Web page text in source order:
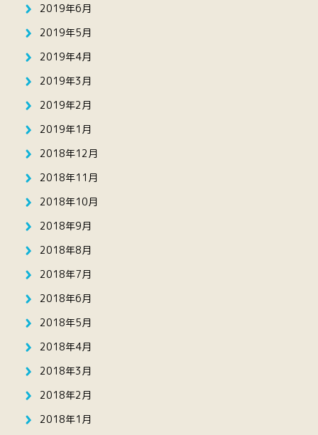
2019年6月
2019年5月
2019年4月
2019年3月
2019年2月
2019年1月
2018年12月
2018年11月
2018年10月
2018年9月
2018年8月
2018年7月
2018年6月
2018年5月
2018年4月
2018年3月
2018年2月
2018年1月